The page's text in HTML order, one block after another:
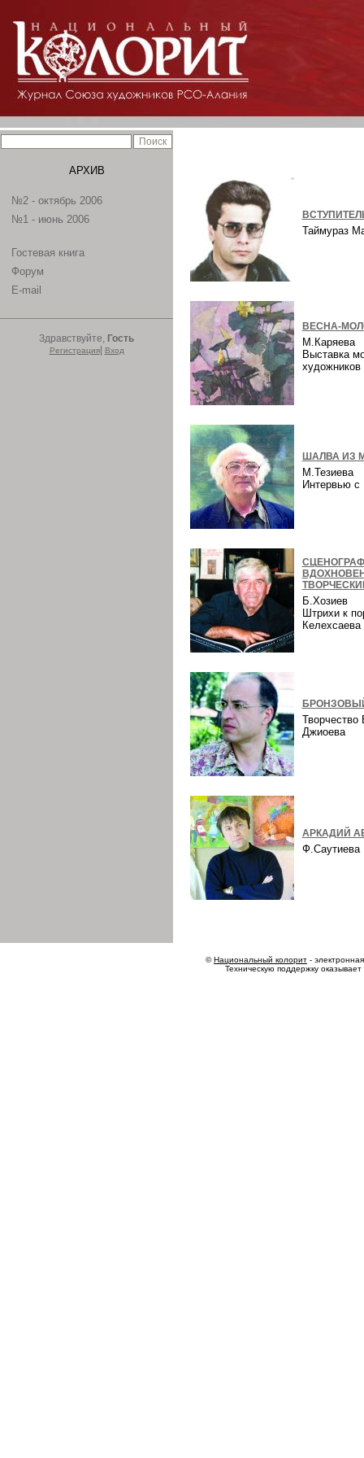
АРХИВ
№2 - октябрь 2006
№1 - июнь 2006
Гостевая книга
Форум
E-mail
Здравствуйте, Гость
Регистрация| Вход
Таймураз
ВЕСНА-
М.Каряева
Выставка
ШАЛВА ИЗ
М.Тезиева
Интервью
Б.Хозиев
Штрихи к
Творчество
Джиоева
АРКАДИЙ
©Национальный колорит -
Техническую поддержку